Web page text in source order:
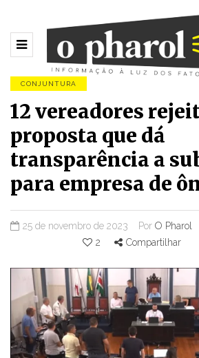
CONJUNTURA
12 vereadores
proposta que dá
transparência a
para empresa de
25 de novembro de 2023 Por O Pharol
2
Compartilhar